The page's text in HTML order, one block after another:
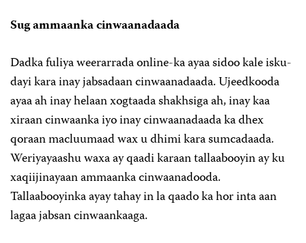
Sug ammaanka cinwaanadaada
Dadka fuliya weerarrada online-ka ayaa sidoo kale isku-
dayi kara inay jabsadaan cinwaanadaada. Ujeedkooda
ayaa ah inay helaan xogtaada shakhsiga ah, inay kaa
xiraan cinwaanka iyo inay cinwaanadaada ka dhex
qoraan macluumaad wax u dhimi kara sumcadaada.
Weriyayaashu waxa ay qaadi karaan tallaabooyin ay ku
xaqiijinayaan ammaanka cinwaanadooda.
Tallaabooyinka ayay tahay in la qaado ka hor inta aan
lagaa jabsan cinwaankaaga.